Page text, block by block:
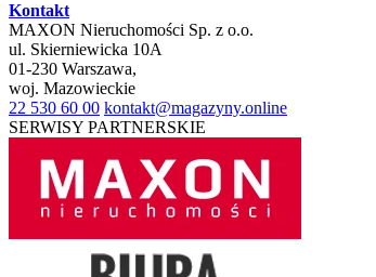
Kontakt
MAXON Nieruchomości Sp. z o.o.
ul. Skierniewicka 10A
01-230 Warszawa,
woj. Mazowieckie
22 530 60 00 kontakt@magazyny.online
SERWISY PARTNERSKIE